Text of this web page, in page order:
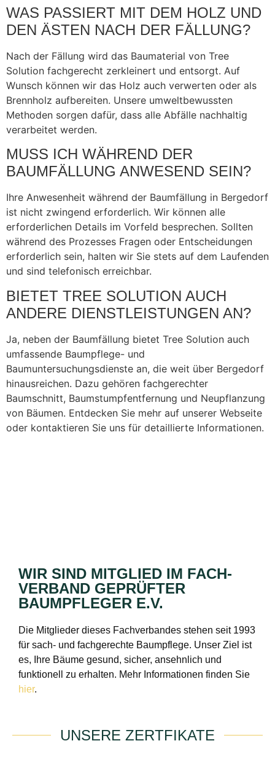
WAS PASSIERT MIT DEM HOLZ UND
DEN ÄSTEN NACH DER FÄLLUNG?
Nach der Fällung wird das Baumaterial von Tree
Solution fachgerecht zerkleinert und entsorgt. Auf
Wunsch können wir das Holz auch verwerten oder als
Brennholz aufbereiten. Unsere umweltbewussten
Methoden sorgen dafür, dass alle Abfälle nachhaltig
verarbeitet werden.
MUSS ICH WÄHREND DER
BAUMFÄLLUNG ANWESEND SEIN?
Ihre Anwesenheit während der Baumfällung in Bergedorf
ist nicht zwingend erforderlich. Wir können alle
erforderlichen Details im Vorfeld besprechen. Sollten
während des Prozesses Fragen oder Entscheidungen
erforderlich sein, halten wir Sie stets auf dem Laufenden
und sind telefonisch erreichbar.
BIETET TREE SOLUTION AUCH
ANDERE DIENSTLEISTUNGEN AN?
Ja, neben der Baumfällung bietet Tree Solution auch
umfassende Baumpflege- und
Baumuntersuchungsdienste an, die weit über Bergedorf
hinausreichen. Dazu gehören fachgerechter
Baumschnitt, Baumstumpfentfernung und Neupflanzung
von Bäumen. Entdecken Sie mehr auf unserer Webseite
oder kontaktieren Sie uns für detaillierte Informationen.
WIR SIND MITGLIED IM FACH­
VERBAND GEPRÜFTER
BAUMPFLEGER E.V.
Die Mitglieder dieses Fachverbandes stehen seit 1993
für sach- und fachgerechte Baumpflege. Unser Ziel ist
es, Ihre Bäume gesund, sicher, ansehnlich und
funktionell zu erhalten. Mehr Informationen finden Sie
hier.
UNSERE ZERTFIKATE